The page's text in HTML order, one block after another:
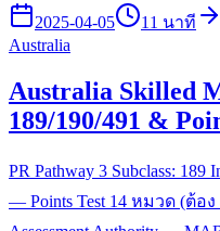
2025-04-05
11 นาที
Australia
Australia Skilled
189/190/491 &
PR Pathway 3 Subclass: 189
— Points Test 14 หมวด (ต้อง